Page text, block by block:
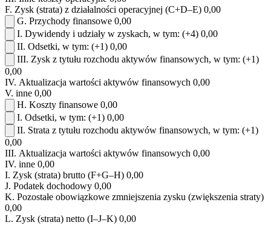
F. Zysk (strata) z działalności operacyjnej (C+D–E) 0,00
G. Przychody finansowe 0,00
I. Dywidendy i udziały w zyskach, w tym: (+4) 0,00
II. Odsetki, w tym: (+1) 0,00
III. Zysk z tytułu rozchodu aktywów finansowych, w tym: (+1)
0,00
IV. Aktualizacja wartości aktywów finansowych 0,00
V. inne 0,00
H. Koszty finansowe 0,00
I. Odsetki, w tym: (+1) 0,00
II. Strata z tytułu rozchodu aktywów finansowych, w tym: (+1)
0,00
III. Aktualizacja wartości aktywów finansowych 0,00
IV. inne 0,00
I. Zysk (strata) brutto (F+G–H) 0,00
J. Podatek dochodowy 0,00
K. Pozostałe obowiązkowe zmniejszenia zysku (zwiększenia straty)
0,00
L. Zysk (strata) netto (I–J–K) 0,00